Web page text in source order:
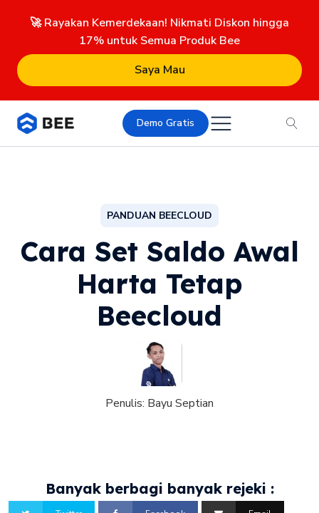
🚀 Rayakan Kemerdekaan! Nikmati Diskon hingga
17% untuk Semua Produk Bee
Saya Mau
Demo Gratis
PANDUAN BEECLOUD
Cara Set Saldo Awal
Harta Tetap
Beecloud
Penulis: Bayu Septian
Banyak berbagi banyak rejeki :